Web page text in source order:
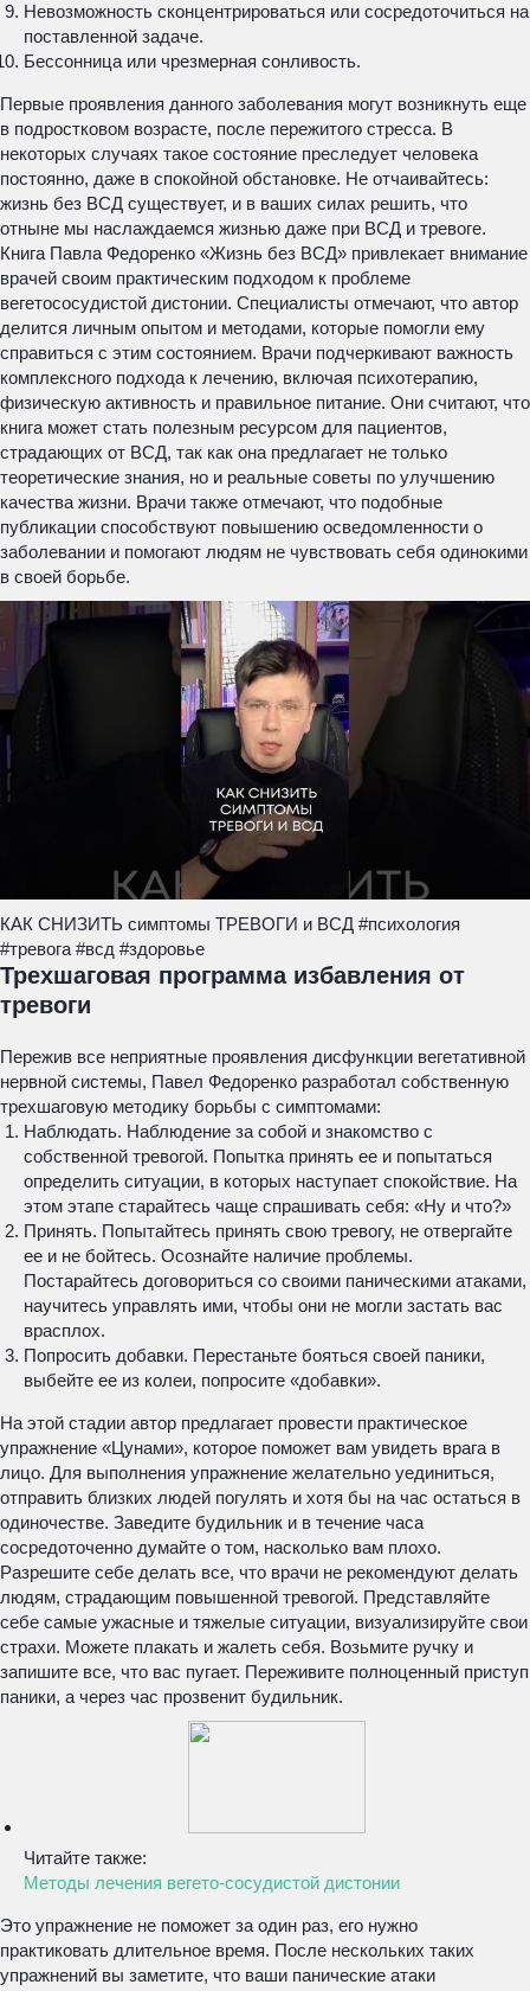
Невозможность сконцентрироваться или сосредоточиться на
поставленной задаче.
Бессонница или чрезмерная сонливость.
Первые проявления данного заболевания могут возникнуть еще
в подростковом возрасте, после пережитого стресса. В
некоторых случаях такое состояние преследует человека
постоянно, даже в спокойной обстановке. Не отчаивайтесь:
жизнь без ВСД существует, и в ваших силах решить, что
отныне мы наслаждаемся жизнью даже при ВСД и тревоге.
Книга Павла Федоренко «Жизнь без ВСД» привлекает внимание
врачей своим практическим подходом к проблеме
вегетососудистой дистонии. Специалисты отмечают, что автор
делится личным опытом и методами, которые помогли ему
справиться с этим состоянием. Врачи подчеркивают важность
комплексного подхода к лечению, включая психотерапию,
физическую активность и правильное питание. Они считают, что
книга может стать полезным ресурсом для пациентов,
страдающих от ВСД, так как она предлагает не только
теоретические знания, но и реальные советы по улучшению
качества жизни. Врачи также отмечают, что подобные
публикации способствуют повышению осведомленности о
заболевании и помогают людям не чувствовать себя одинокими
в своей борьбе.
КАК СНИЗИТЬ симптомы ТРЕВОГИ и ВСД #психология
#тревога #всд #здоровье
Трехшаговая программа избавления от
тревоги
Пережив все неприятные проявления дисфункции вегетативной
нервной системы, Павел Федоренко разработал собственную
трехшаговую методику борьбы с симптомами:
Наблюдать. Наблюдение за собой и знакомство с
собственной тревогой. Попытка принять ее и попытаться
определить ситуации, в которых наступает спокойствие. На
этом этапе старайтесь чаще спрашивать себя: «Ну и что?»
Принять. Попытайтесь принять свою тревогу, не отвергайте
ее и не бойтесь. Осознайте наличие проблемы.
Постарайтесь договориться со своими паническими атаками,
научитесь управлять ими, чтобы они не могли застать вас
врасплох.
Попросить добавки. Перестаньте бояться своей паники,
выбейте ее из колеи, попросите «добавки».
На этой стадии автор предлагает провести практическое
упражнение «Цунами», которое поможет вам увидеть врага в
лицо. Для выполнения упражнение желательно уединиться,
отправить близких людей погулять и хотя бы на час остаться в
одиночестве. Заведите будильник и в течение часа
сосредоточенно думайте о том, насколько вам плохо.
Разрешите себе делать все, что врачи не рекомендуют делать
людям, страдающим повышенной тревогой. Представляйте
себе самые ужасные и тяжелые ситуации, визуализируйте свои
страхи. Можете плакать и жалеть себя. Возьмите ручку и
запишите все, что вас пугает. Переживите полноценный приступ
паники, а через час прозвенит будильник.
Читайте также:
Методы лечения вегето-сосудистой дистонии
Это упражнение не поможет за один раз, его нужно
практиковать длительное время. После нескольких таких
упражнений вы заметите, что ваши панические атаки